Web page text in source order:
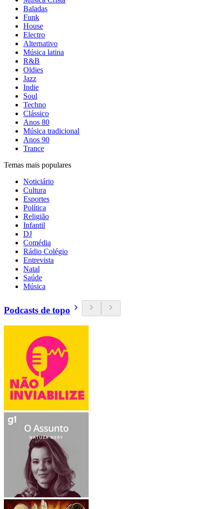
Baladas
Funk
House
Electro
Alternativo
Música latina
R&B
Oldies
Jazz
Indie
Soul
Techno
Clássico
Anos 80
Música tradicional
Anos 90
Trance
Temas mais populares
Noticiário
Cultura
Esportes
Política
Religião
Infantil
DJ
Comédia
Rádio Colégio
Entrevista
Natal
Saúde
Música
Podcasts de topo